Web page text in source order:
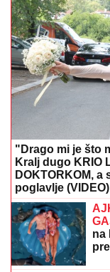
"Drago mi je što
Kralj dugo KRIO
DOKTORKOM,
poglavlje (VIDEO)
na